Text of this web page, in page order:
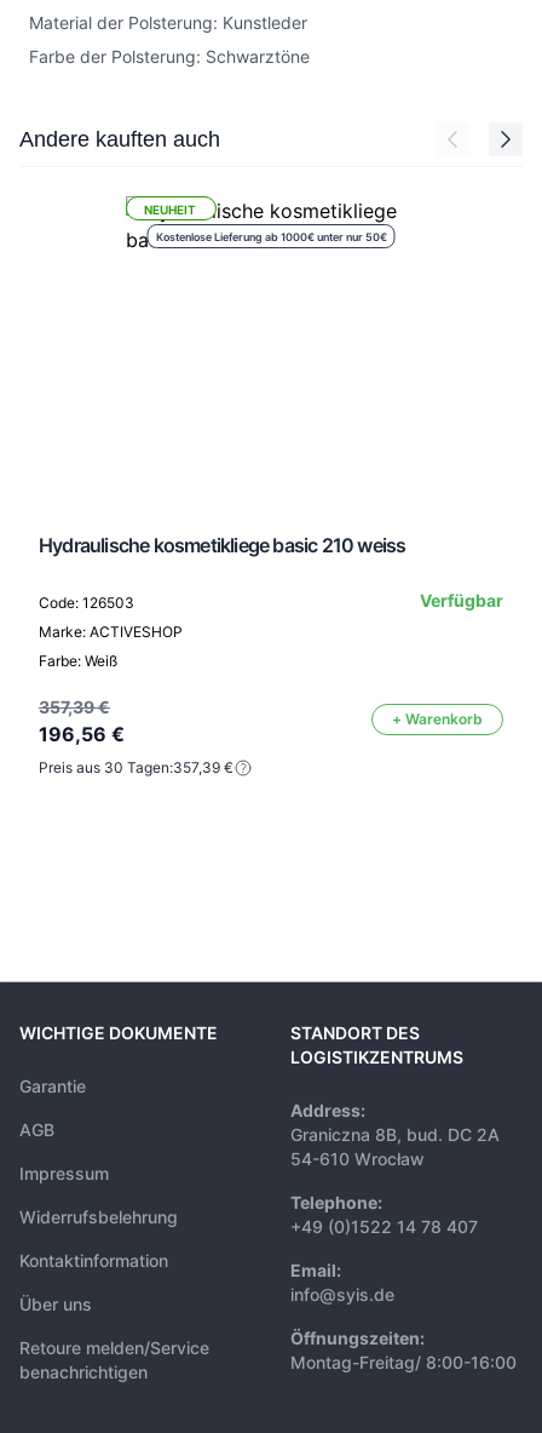
Material der Polsterung: Kunstleder
Farbe der Polsterung: Schwarztöne
Press to skip carousel
Andere kauften auch
Kostenlose Lieferung ab 1000€ unter nur 50€
NEUHEIT
Hydraulische kosmetikliege basic 210 weiss
Code: 126503
Marke: ACTIVESHOP
Farbe: Weiß
Verfügbar
357,39 €
196,56 €
+ Warenkorb
Preis aus 30 Tagen:357,39 €
WICHTIGE DOKUMENTE
Garantie
AGB
Impressum
Widerrufsbelehrung
Kontaktinformation
Über uns
Retoure melden/Service
benachrichtigen
STANDORT DES
LOGISTIKZENTRUMS
Address:
Graniczna 8B, bud. DC 2A
54-610 Wrocław
Telephone:
+49 (0)1522 14 78 407
Email:
info@syis.de
Öffnungszeiten:
Montag-Freitag/ 8:00-16:00